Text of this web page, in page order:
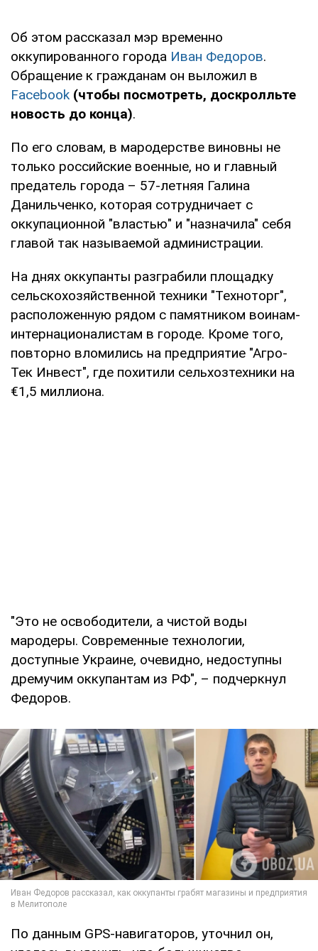
Об этом рассказал мэр временно
оккупированного города Иван Федоров.
Обращение к гражданам он выложил в
Facebook (чтобы посмотреть, доскролльте
новость до конца).
По его словам, в мародерстве виновны не
только российские военные, но и главный
предатель города – 57-летняя Галина
Данильченко, которая сотрудничает с
оккупационной "властью" и "назначила" себя
главой так называемой администрации.
На днях оккупанты разграбили площадку
сельскохозяйственной техники "Техноторг",
расположенную рядом с памятником воинам-
интернационалистам в городе. Кроме того,
повторно вломились на предприятие "Агро-
Тек Инвест", где похитили сельхозтехники на
€1,5 миллиона.
"Это не освободители, а чистой воды
мародеры. Современные технологии,
доступные Украине, очевидно, недоступны
дремучим оккупантам из РФ", – подчеркнул
Федоров.
По данным GPS-навигаторов, уточнил он,